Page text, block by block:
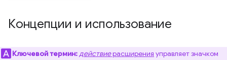
Концепции и использование
Ключевой термин:действиерасширения управляет значком